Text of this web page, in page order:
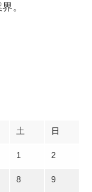
。
土 日
1 2
8 9